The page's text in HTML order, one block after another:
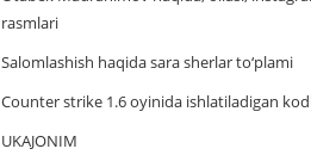
rasmlari
Salomlashish haqida sara sherlar to‘plami
Counter strike 1.6 oyinida ishlatiladigan
UKAJONIM